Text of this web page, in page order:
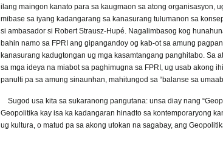
ilang maingon kanato para sa kaugmaon sa atong organisasyon,
mibase sa iyang kadangarang sa kanasurang tulumanon sa
si ambasador si Robert Strausz-Hupé. Nagalimbasog kog
bahin namo sa FPRI ang gipangandoy og kab-ot sa amung
kanasurang kadugtongan ug mga kasamtangang panghitabo. Sa
sa mga ideya na miabot sa paghimugna sa FPRI, ug usab akong
panulti pa sa amung sinaunhan, mahitungod sa “balanse sa
Sugod usa kita sa sukaranong pangutana: unsa diay nang
Geopolitika kay isa ka kadangaran hinadto sa kontemporaryong
ug kultura, o matud pa sa akong utokan na sagabay, ang